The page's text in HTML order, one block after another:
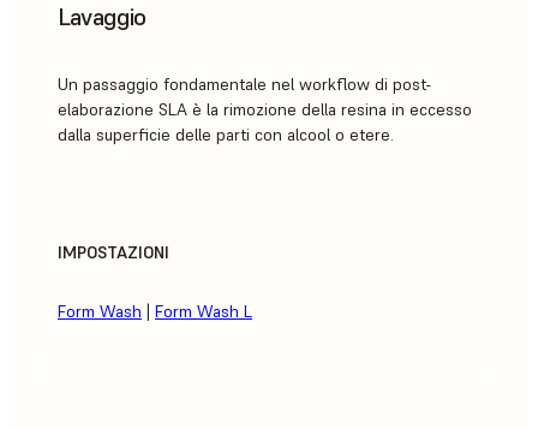
Lavaggio
Un passaggio fondamentale nel workflow di post-
elaborazione SLA è la rimozione della resina in eccesso
dalla superficie delle parti con alcool o etere.
IMPOSTAZIONI
Form Wash | Form Wash L